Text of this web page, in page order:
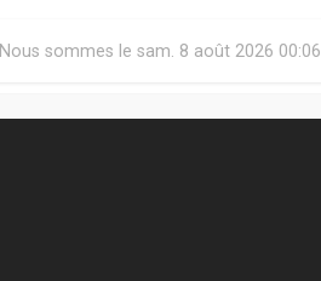
Nous sommes le sam. 8 août 2026 00:06